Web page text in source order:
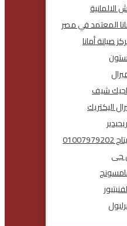
الالمانية
المعتمد في مصر
شيف
اليكتريك
جى